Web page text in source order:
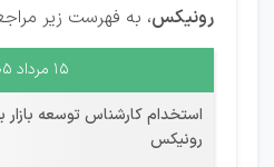
رونیکس، به فهرست زیر
۱۵ مرداد ۱۴۰۵
استخدام کارشناس توسعه
رونیکس